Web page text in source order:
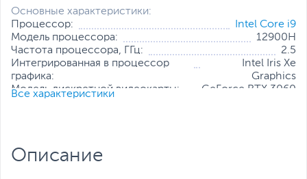
Основные характеристики:
Процессор:
Intel Core i9
Модель процессора:
12900H
Частота процессора, ГГц:
2.5
Интегрированная в процессор
графика:
Intel Iris Xe
Graphics
Модель дискретной видеокарты:
GeForce RTX 3060
Диагональ экрана, дюйм:
Все характеристики
Описание